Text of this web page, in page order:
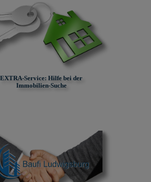
EXTRA-Service: Hilfe bei der
Immobilien-Suche